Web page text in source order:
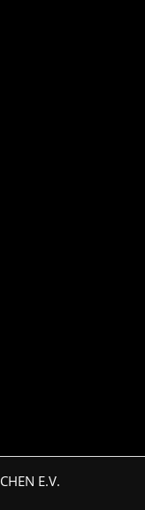
E.V.